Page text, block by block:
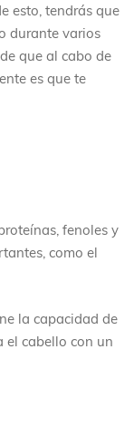
esto, tendrás que
durante varios
que al cabo de
es que te
fenoles y
como el
la capacidad de
el cabello con un